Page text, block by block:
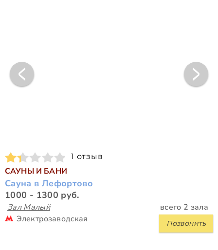
1 отзыв
САУНЫ И БАНИ
Сауна в Лефортово
1000 - 1300 руб.
Зал Малый всего 2 зала
Позвонить
Электрозаводская